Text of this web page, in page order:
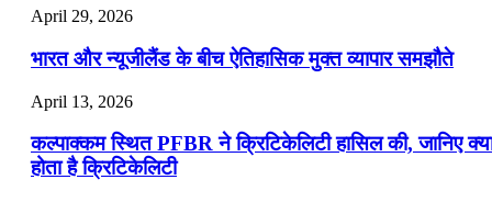
April 29, 2026
भारत और न्यूजीलैंड के बीच ऐतिहासिक मुक्त व्यापार समझौते
April 13, 2026
कल्पाक्कम स्थित PFBR ने क्रिटिकेलिटी हासिल की, जानिए
होता है क्रिटिकेलिटी